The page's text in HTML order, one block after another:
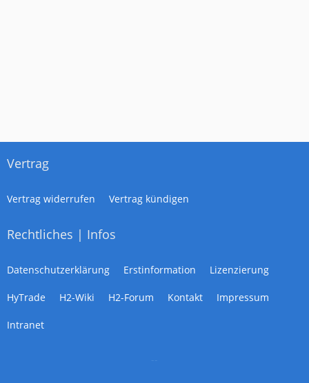
Vertrag
Vertrag widerrufen Vertrag kündigen
Rechtliches | Infos
Datenschutzerklärung Erstinformation Lizenzierung
HyTrade H2-Wiki H2-Forum Kontakt Impressum
Intranet